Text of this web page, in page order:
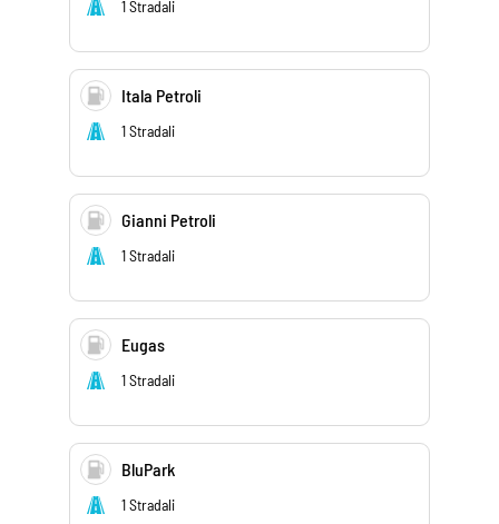
1 Stradali
Itala Petroli
1 Stradali
Gianni Petroli
1 Stradali
Eugas
1 Stradali
BluPark
1 Stradali